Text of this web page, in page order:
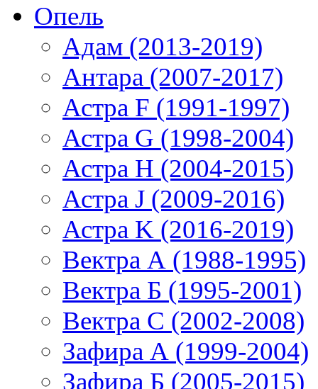
Опель
Адам (2013-2019)
Антара (2007-2017)
Астра F (1991-1997)
Астра G (1998-2004)
Астра H (2004-2015)
Астра J (2009-2016)
Астра K (2016-2019)
Вектра А (1988-1995)
Вектра Б (1995-2001)
Вектра С (2002-2008)
Зафира А (1999-2004)
Зафира Б (2005-2015)